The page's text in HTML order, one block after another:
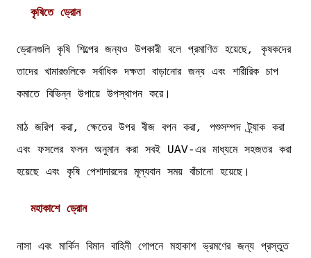
কৃষিতে ড্রোন
ড্রোনগুলি কৃষি শিল্পের জন্যও উপকারী বলে প্রমাণিত হয়েছে, কৃষকদের
তাদের খামারগুলিকে সর্বাধিক দক্ষতা বাড়ানোর জন্য এবং শারীরিক চাপ
কমাতে বিভিন্ন উপায়ে উপস্থাপন করে।
মাঠ জরিপ করা, ক্ষেতের উপর বীজ বপন করা, পশুসম্পদ ট্র্যাক করা
এবং ফসলের ফলন অনুমান করা সবই UAV-এর মাধ্যমে সহজতর করা
হয়েছে এবং কৃষি পেশাদারদের মূল্যবান সময় বাঁচানো হয়েছে।
মহাকাশে ড্রোন
নাসা এবং মার্কিন বিমান বাহিনী গোপনে মহাকাশ ভ্রমণের জন্য প্রস্তুত